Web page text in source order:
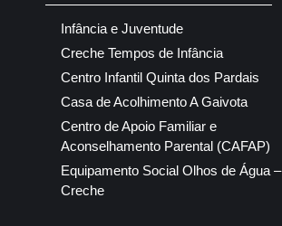
Infância e Juventude
Creche Tempos de Infância
Centro Infantil Quinta dos Pardais
Casa de Acolhimento A Gaivota
Centro de Apoio Familiar e
Aconselhamento Parental (CAFAP)
Equipamento Social Olhos de Água –
Creche